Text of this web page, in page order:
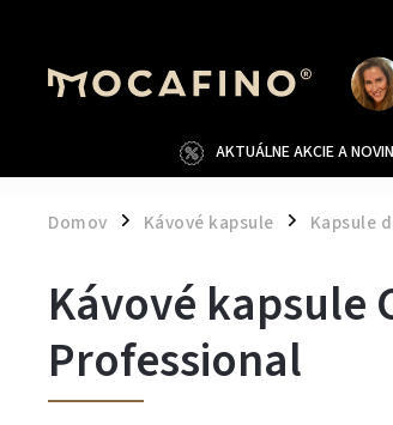
AKTUÁLNE AKCIE A
Domov / Kávové kapsule / Kapsule
Kávové kapsule
Professional